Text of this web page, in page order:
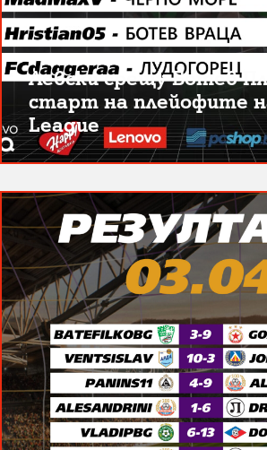
Левски срещу Ботев
старт на плейофите
League